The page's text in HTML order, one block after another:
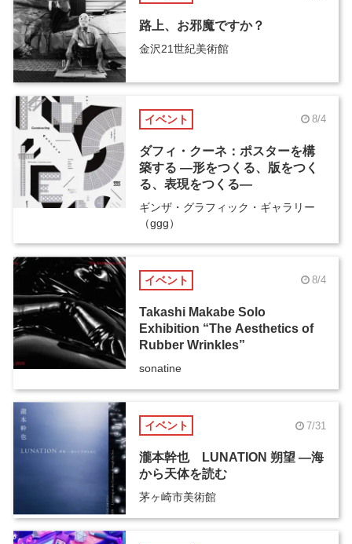
路上、お邪魔ですか？
金沢21世紀美術館
イベント 8/4
ダフィ・クーネ：ポスターを構
築する ―形をつくる、版をつく
る、表現をつくる―
ギンザ・グラフィック・ギャラリー
（ggg）
イベント 8/4
Takashi Makabe Solo
Exhibition “The Aesthetics of
Rubber Wrinkles”
sonatine
イベント 7/31
瀧本幹也 LUNATION 朔望 ―海
から天体を読む
茅ヶ崎市美術館